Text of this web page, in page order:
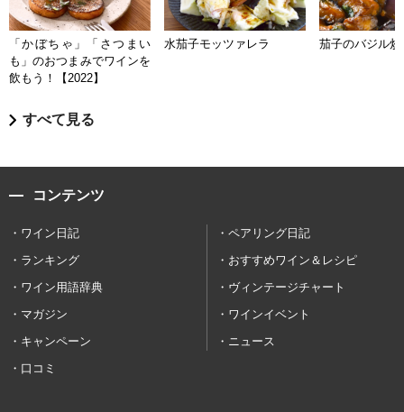
「かぼちゃ」「さつまい
も」のおつまみでワインを
飲もう！【2022】
水茄子モッツァレラ 茄子のバジル炒
すべて見る
コンテンツ
ワイン日記
ペアリング日記
ランキング
おすすめワイン＆レシピ
ワイン用語辞典
ヴィンテージチャート
マガジン
ワインイベント
キャンペーン
ニュース
口コミ